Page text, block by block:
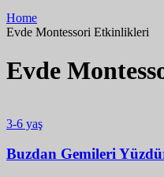
Home
Evde Montessori Etkinlikleri
Evde
3-6 yaş
Buzdan Gemileri